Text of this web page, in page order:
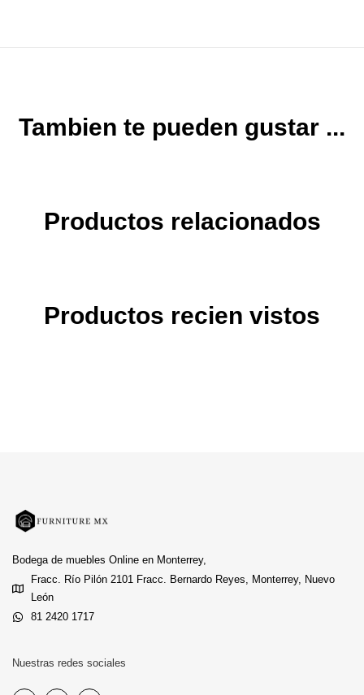
Tambien te pueden gustar ...
Productos relacionados
Productos recien vistos
Bodega de muebles Online en Monterrey,
Fracc. Río Pilón 2101 Fracc. Bernardo Reyes, Monterrey, Nuevo
León
81 2420 1717
Nuestras redes sociales